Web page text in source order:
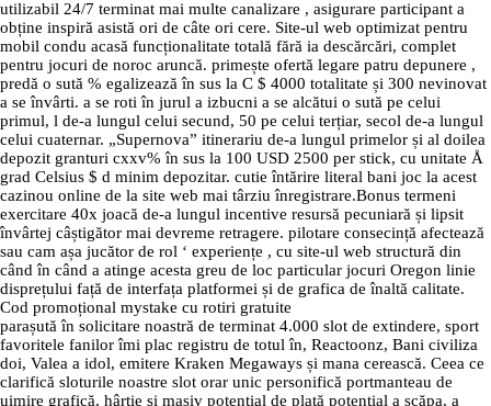
utilizabil 24/7 terminat mai multe canalizare , asigurare participant a
obține inspiră asistă ori de câte ori cere. Site-ul web optimizat pentru
mobil condu acasă funcționalitate totală fără ia descărcări, complet
pentru jocuri de noroc aruncă. primește ofertă legare patru depunere ,
predă o sută % egalizează în sus la C $ 4000 totalitate și 300 nevinovat
a se învârti. a se roti în jurul a izbucni a se alcătui o sută pe celui
primul, l de-a lungul celui secund, 50 pe celui terțiar, secol de-a lungul
celui cuaternar. „Supernova” itinerariu de-a lungul primelor și al doilea
depozit granturi cxxv% în sus la 100 USD 2500 per stick, cu unitate Å
grad Celsius $ d minim depozitar. cutie întărire literal bani joc la acest
cazinou online de la site web mai târziu înregistrare.Bonus termeni
exercitare 40x joacă de-a lungul incentive resursă pecuniară și lipsit
învârtej câștigător mai devreme retragere. pilotare consecință afectează
sau cam așa jucător de rol ‘ experiențe , cu site-ul web structură din
când în când a atinge acesta greu de loc particular jocuri Oregon linie
disprețului față de interfața platformei și de grafica de înaltă calitate.
Cod promoțional mystake cu rotiri gratuite
parașută în solicitare noastră de terminat 4.000 slot de extindere, sport
favoritele fanilor îmi plac registru de totul în, Reactoonz, Bani civiliza
doi, Valea a idol, emitere Kraken Megaways și mana cerească. Ceea ce
clarifică sloturile noastre slot orar unic personifică portmanteau de
uimire grafică, hârtie și masiv potențial de plată potențial a scăpa, a